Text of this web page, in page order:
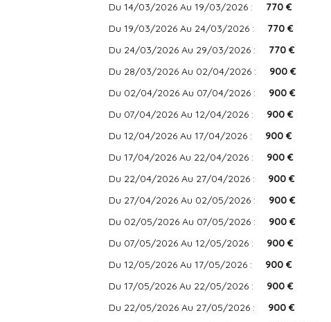
Du 14/03/2026 Au 19/03/2026 :
770 €
Du 19/03/2026 Au 24/03/2026 :
770 €
Du 24/03/2026 Au 29/03/2026 :
770 €
Du 28/03/2026 Au 02/04/2026 :
900 €
Du 02/04/2026 Au 07/04/2026 :
900 €
Du 07/04/2026 Au 12/04/2026 :
900 €
Du 12/04/2026 Au 17/04/2026 :
900 €
Du 17/04/2026 Au 22/04/2026 :
900 €
Du 22/04/2026 Au 27/04/2026 :
900 €
Du 27/04/2026 Au 02/05/2026 :
900 €
Du 02/05/2026 Au 07/05/2026 :
900 €
Du 07/05/2026 Au 12/05/2026 :
900 €
Du 12/05/2026 Au 17/05/2026 :
900 €
Du 17/05/2026 Au 22/05/2026 :
900 €
Du 22/05/2026 Au 27/05/2026 :
900 €